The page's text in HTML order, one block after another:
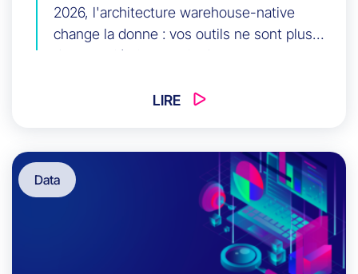
2026, l'architecture warehouse-native
change la donne : vos outils ne sont plus
des propriétaires, mais des consommateurs
centraliser votre intelligence client pour
LIRE
Data